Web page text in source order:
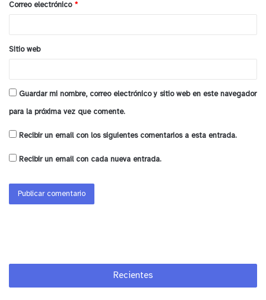
*
Correo electrónico *
Sitio web
Guardar mi nombre, correo electrónico y sitio web en este navegador
para la próxima vez que comente.
Recibir un email con los siguientes comentarios a esta entrada.
Recibir un email con cada nueva entrada.
Recientes